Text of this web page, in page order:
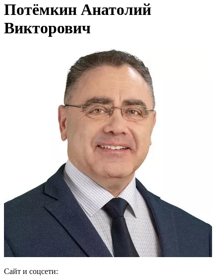
Потёмкин Анатолий
Викторович
Сайт и соцсети: